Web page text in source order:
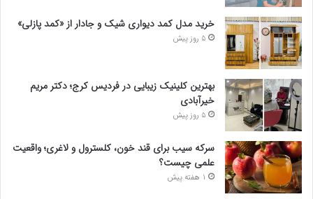
خرید مدل کمد دیواری شیک و جادار از «کمد پازلی»
5 روز پیش
بهترین کلینیک زیبایی در فردیس کرج؛ دکتر مریم
خیرآبادی
5 روز پیش
سرکه سیب برای قند خون، کلسترول و لاغری؛ واقعیت
علمی چیست؟
1 هفته پیش